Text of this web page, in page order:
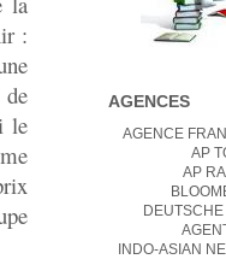
AGENCES
AGENCE
AP
AP
INDO-ASIAN
:
le